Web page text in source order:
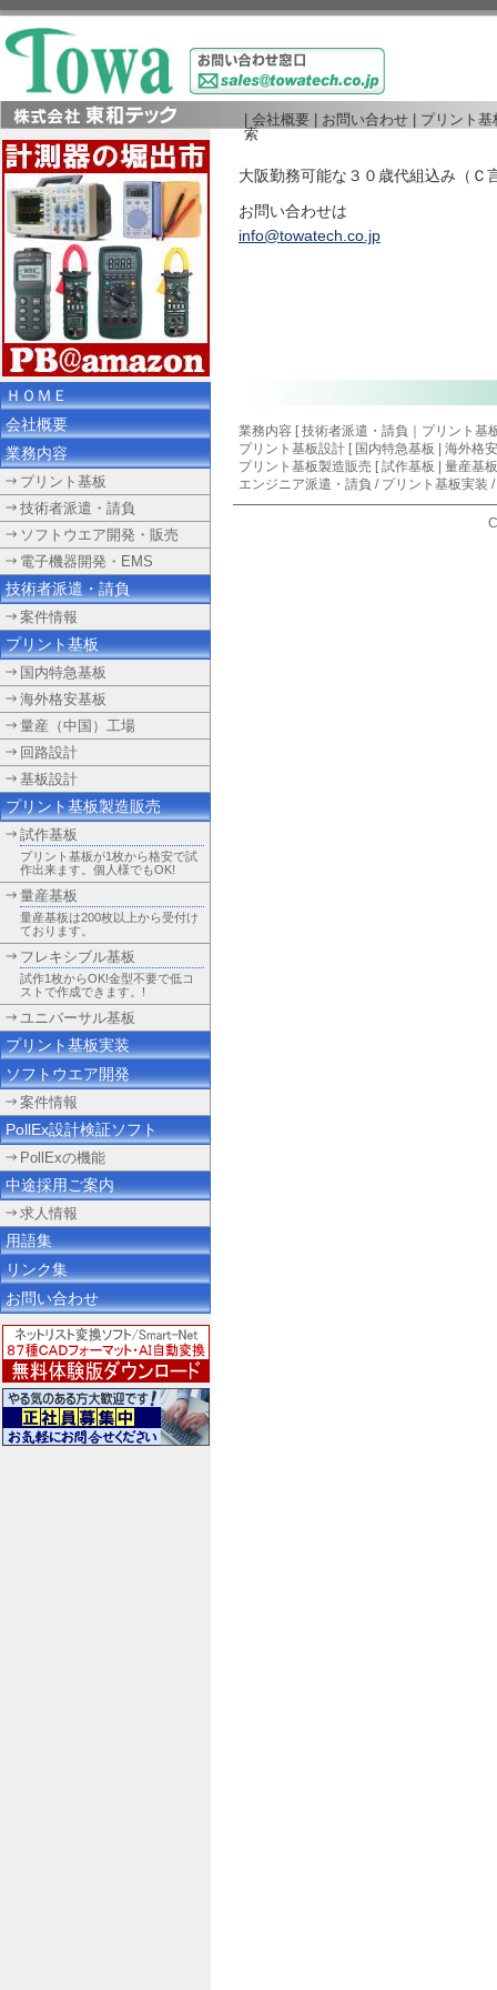
大阪勤務可能な３０歳代組込み（Ｃ
お問い合わせは
info@towatech.co.jp
業務内容 [技術者派遣・請負
プリント基
プリント基板設計 [ 国内特急基板
海外格
プリント基板製造販売 [ 試作基板 | 量産基
エンジニア派遣・請負 / プリント基板実装 /
会社概要 お問い合わせ
プリント
索
ＨＯＭＥ
会社概要
業務内容
プリント基板
技術者派遣・請負
ソフトウエア開発・販売
電子機器開発・EMS
技術者派遣・請負
案件情報
プリント基板
国内特急基板
海外格安基板
量産（中国）工場
回路設計
基板設計
プリント基板製造販売
試作基板
プリント基板が1枚から格安で試
作出来ます。個人様でもOK!
量産基板
量産基板は200枚以上から受付け
ております。
フレキシブル基板
試作1枚からOK!金型不要で低コ
ストで作成できます。!
ユニバーサル基板
プリント基板実装
ソフトウエア開発
案件情報
PollEx設計検証ソフト
PollExの機能
中途採用ご案内
求人情報
用語集
リンク集
お問い合わせ